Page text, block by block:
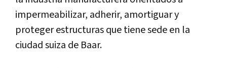
impermeabilizar, adherir, amortiguar y
proteger estructuras que tiene sede en la
ciudad suiza de Baar.